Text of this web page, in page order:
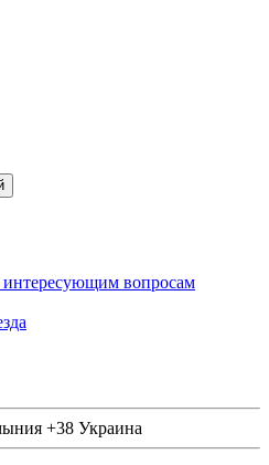
вопросам
+38 Украина